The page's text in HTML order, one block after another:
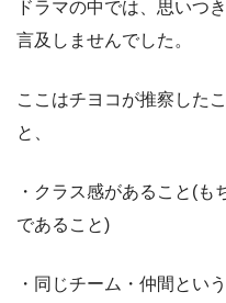
ドラマの中では、思いつ
言及しませんでした。
ここはチヨコが推察した
と、
・クラス感があること(
であること)
・同じチーム・仲間とい